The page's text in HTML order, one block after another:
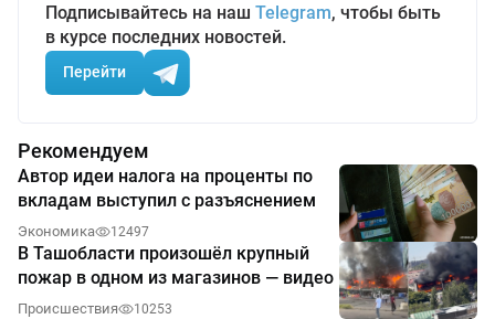
Подписывайтесь на наш Telegram, чтобы быть
в курсе последних новостей.
Перейти
Рекомендуем
Автор идеи налога на проценты по
вкладам выступил с разъяснением
Экономика 12497
В Ташобласти произошёл крупный
пожар в одном из магазинов — видео
Происшествия 10253